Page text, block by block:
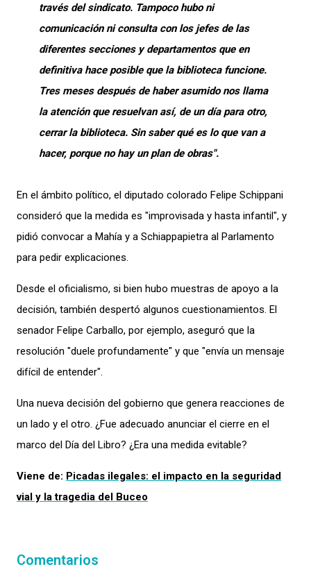
través del sindicato. Tampoco hubo ni
comunicación ni consulta con los jefes de las
diferentes secciones y departamentos que en
definitiva hace posible que la biblioteca funcione.
Tres meses después de haber asumido nos llama
la atención que resuelvan así, de un día para otro,
cerrar la biblioteca. Sin saber qué es lo que van a
hacer, porque no hay un plan de obras".
En el ámbito político, el diputado colorado Felipe Schippani
consideró que la medida es "improvisada y hasta infantil", y
pidió convocar a Mahía y a Schiappapietra al Parlamento
para pedir explicaciones.
Desde el oficialismo, si bien hubo muestras de apoyo a la
decisión, también despertó algunos cuestionamientos. El
senador Felipe Carballo, por ejemplo, aseguró que la
resolución "duele profundamente" y que "envía un mensaje
difícil de entender".
Una nueva decisión del gobierno que genera reacciones de
un lado y el otro. ¿Fue adecuado anunciar el cierre en el
marco del Día del Libro? ¿Era una medida evitable?
Viene de: Picadas ilegales: el impacto en la seguridad
vial y la tragedia del Buceo
Comentarios